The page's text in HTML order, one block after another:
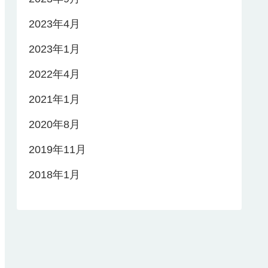
2023年4月
2023年1月
2022年4月
2021年1月
2020年8月
2019年11月
2018年1月